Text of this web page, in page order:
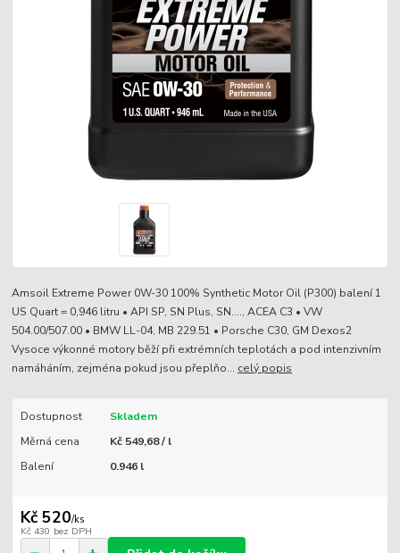
Amsoil Extreme Power 0W-30 100% Synthetic Motor Oil (P300) balení 1
US Quart = 0,946 litru • API SP, SN Plus, SN...., ACEA C3 • VW
504.00/507.00 • BMW LL-04, MB 229.51 • Porsche C30, GM Dexos2
Vysoce výkonné motory běží při extrémních teplotách a pod intenzivním
namáháním, zejména pokud jsou přeplňo... celý popis
Dostupnost
Skladem
Měrná cena
Kč 549,68 / l
Balení
0.946 l
Kč 520/ks
Kč 430 bez DPH